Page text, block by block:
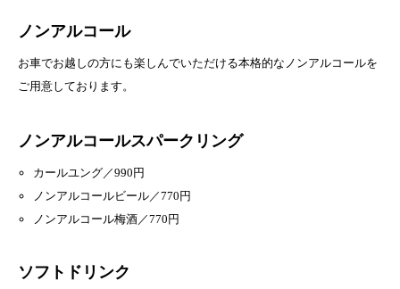
ノンアルコール
お車でお越しの方にも楽しんでいただける本格的なノンアルコールを
ご用意しております。
ノンアルコールスパークリング
カールユング／990円
ノンアルコールビール／770円
ノンアルコール梅酒／770円
ソフトドリンク